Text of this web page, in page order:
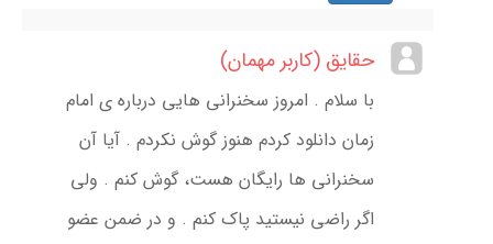
حقایق (کاربر مهمان)
با سلام . امروز سخنرانی هایی درباره ی امام
زمان دانلود کردم هنوز گوش نکردم . آیا آن
سخنرانی ها رایگان هست، گوش کنم . ولی
اگر راضی نیستید پاک کنم . و در ضمن عضو